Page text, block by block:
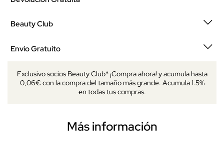
Beauty Club
Envío Gratuito
Exclusivo socios Beauty Club* ¡Compra ahora! y acumula hasta
0,06€ con la compra del tamaño más grande. Acumula 1.5%
en todas tus compras.
Más información